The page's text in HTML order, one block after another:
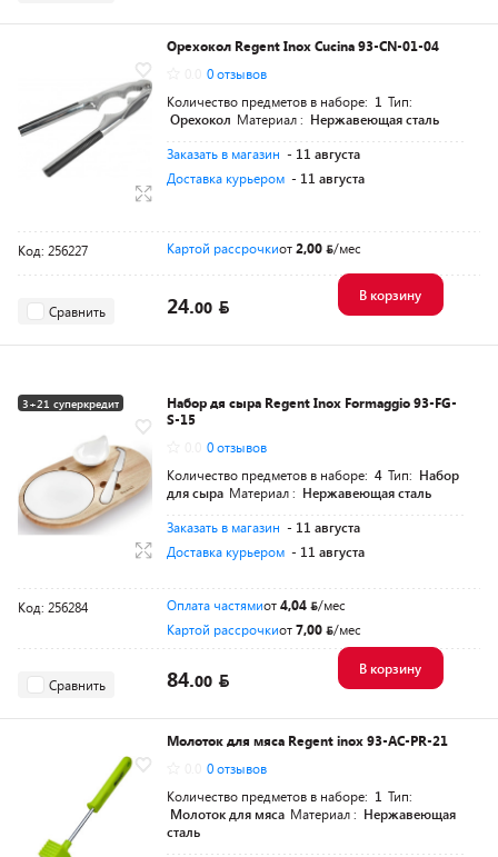
Орехокол Regent Inox Cucina 93-CN-01-04
0 отзывов
Количество предметов в наборе: 1 Тип:
Орехокол Материал : Нержавеющая сталь
Заказать в магазин - 11 августа
Доставка курьером - 11 августа
Код: 256227 Картой рассрочкиот2,00 /мес
Сравнить 24.00
В корзину
3+21 суперкредит
Набор дя сыра Regent Inox Formaggio 93-FG-
S-15
0 отзывов
Количество предметов в наборе: 4 Тип: Набор
для сыра Материал : Нержавеющая сталь
Заказать в магазин - 11 августа
Доставка курьером - 11 августа
Код: 256284 Оплата частямиот4,04
/мес
Картой рассрочкиот7,00 /мес
Сравнить 84.00
В корзину
Молоток для мяса Regent inox 93-AC-PR-21
0 отзывов
Количество предметов в наборе: 1 Тип:
Молоток для мяса Материал : Нержавеющая
сталь